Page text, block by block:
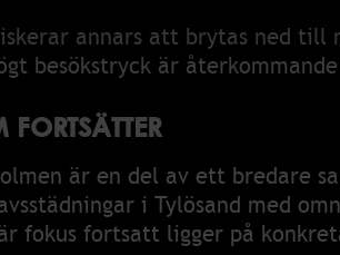
annars att brytas ned till
besökstryck är
FORTSÄTTER
är en del av ett bredare
i Tylösand med
fokus fortsatt ligger på